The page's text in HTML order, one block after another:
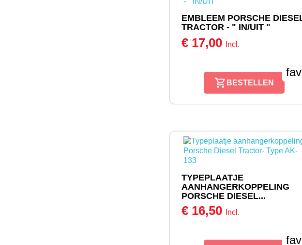
EMBLEEM PORSCHE
TRACTOR - " IN/UIT "
€ 17,00 Incl.
BESTELLEN
TYPEPLAATJE
AANHANGERKOPPELING
PORSCHE DIESEL...
€ 16,50 Incl.